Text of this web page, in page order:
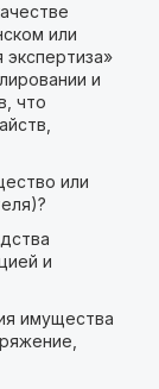
или
и
что
или
и
имущества